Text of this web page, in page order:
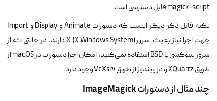
magick-script قابل دسترسی است.
نکته قابل ذکر دیگر اینست که دستورات Animate و Display و Import
جهت اجرا نیاز به یک سرورX (X Windows System) دارند. در حالتی که از
سرور لینوکسی یا BSD استفاده نمی‌کنید، امکان اجرا دستورات در macOS از
طریق XQuartz و در ویندوز از طریق VcXsrv وجود دارد.
چند مثال از دستورات ImageMagick